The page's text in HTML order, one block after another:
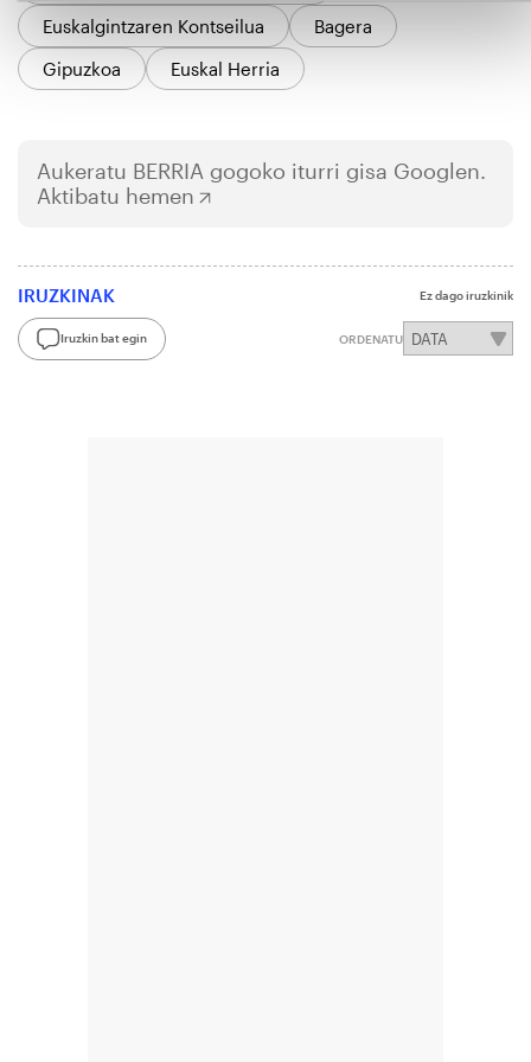
Euskalgintzaren Kontseilua
Bagera
Gipuzkoa
Euskal Herria
Aukeratu BERRIA gogoko iturri gisa Googlen.
Aktibatu hemen
IRUZKINAK Ez dago iruzkinik
Iruzkin bat egin ORDENATU